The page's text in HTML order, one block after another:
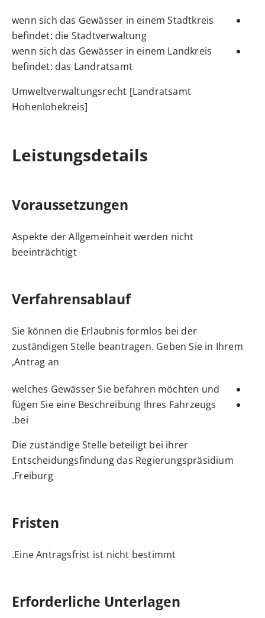
wenn sich das Gewässer in einem Stadtkreis
befindet: die Stadtverwaltung
wenn sich das Gewässer in einem Landkreis
befindet: das Landratsamt
Umweltverwaltungsrecht [Landratsamt
Hohenlohekreis]
Leistungsdetails
Voraussetzungen
Aspekte der Allgemeinheit werden nicht
beeinträchtigt
Verfahrensablauf
Sie können die Erlaubnis formlos bei der
zuständigen Stelle beantragen. Geben Sie in Ihrem
Antrag an,
welches Gewässer Sie befahren möchten und
fügen Sie eine Beschreibung Ihres Fahrzeugs
bei.
Die zuständige Stelle beteiligt bei ihrer
Entscheidungsfindung das Regierungspräsidium
Freiburg.
Fristen
Eine Antragsfrist ist nicht bestimmt.
Erforderliche Unterlagen